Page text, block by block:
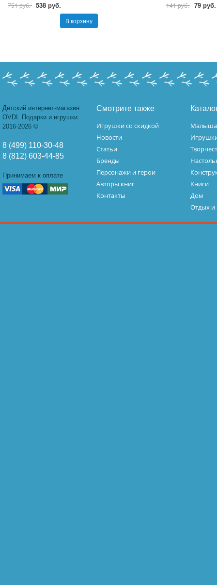
751 руб. 538 руб.
В корзину
141 руб. 79 руб.
Детский интернет-магазин
OVDI. Подарки и игрушки.
2016-2026 ©
8 (499) 110-30-48
8 (812) 603-44-85
Принимаем к оплате
Смотрите также
Игрушки со скидкой
Новости
Статьи
Бренды
Персонажи и герои
Авторы книг
Контакты
Книги
Дом
Отдых и